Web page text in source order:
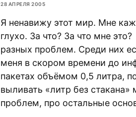
28 АПРЕЛЯ 2005
Я ненавижу этот мир. Мне
глухо. За что? За что мне
разных проблем. Среди них
меня в скором времени до
пакетах объёмом 0,5 литра,
выливать «литр без
проблем, про остальные